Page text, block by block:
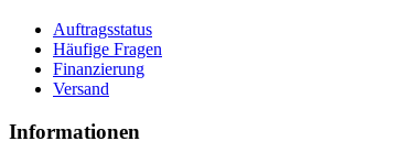
Auftragsstatus
Häufige Fragen
Finanzierung
Versand
Informationen